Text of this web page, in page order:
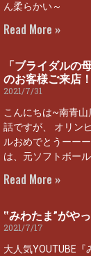
ん柔らかい～
Read More »
「ブライダルの
のお客様ご来店！
2021/7/31
こんにちは~南青
話ですが、 オリン
ルおめでとうーー
は、元ソフトボー
Read More »
‟みわたま”がや
2021/7/17
大人気YOUTUBE